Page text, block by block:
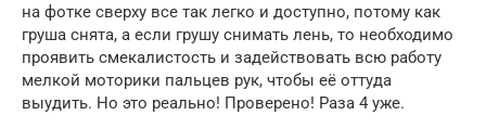
на фотке сверху все так легко и доступно, потому как
груша снята, а если грушу снимать лень, то необходимо
проявить смекалистость и задействовать всю работу
мелкой моторики пальцев рук, чтобы её оттуда
выудить. Но это реально! Проверено! Раза 4 уже.